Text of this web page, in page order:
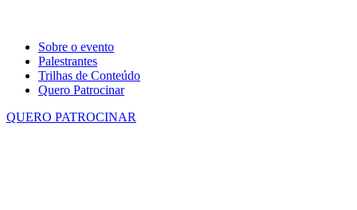
Sobre o evento
Palestrantes
Trilhas de Conteúdo
Quero Patrocinar
QUERO PATROCINAR